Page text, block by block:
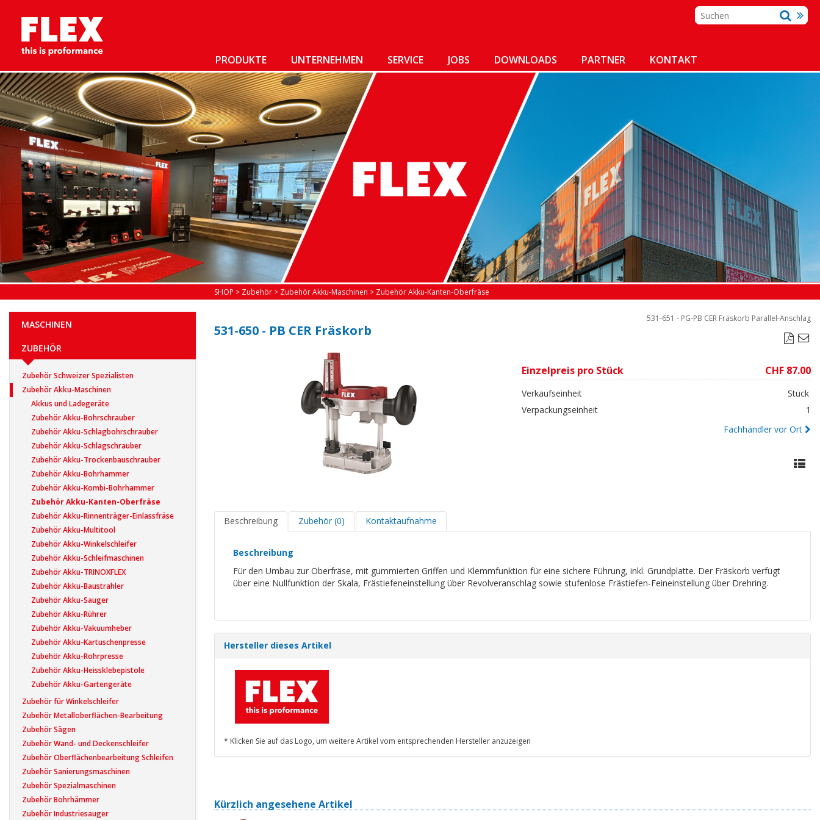
PRODUKTE UNTERNEHMEN SERVICE JOBS DOWNLOADS PARTNER KONTAKT
MASCHINEN
ZUBEHÖR
Zubehör Schweizer Spezialisten
Zubehör Akku-Maschinen
Akkus und Ladegeräte
Zubehör Akku-Bohrschrauber
Zubehör Akku-Schlagbohrschrauber
Zubehör Akku-Schlagschrauber
Zubehör Akku-Trockenbauschrauber
Zubehör Akku-Bohrhammer
Zubehör Akku-Kombi-Bohrhammer
Zubehör Akku-Kanten-Oberfräse
Zubehör Akku-Rinnenträger-Einlassfräse
Zubehör Akku-Multitool
Zubehör Akku-Winkelschleifer
Zubehör Akku-Schleifmaschinen
Zubehör Akku-TRINOXFLEX
Zubehör Akku-Baustrahler
Zubehör Akku-Sauger
Zubehör Akku-Rührer
Zubehör Akku-Vakuumheber
Zubehör Akku-Kartuschenpresse
Zubehör Akku-Rohrpresse
Zubehör Akku-Heissklebepistole
Zubehör Akku-Gartengeräte
Zubehör für Winkelschleifer
Zubehör Metalloberflächen-Bearbeitung
Zubehör Sägen
Zubehör Wand- und Deckenschleifer
Zubehör Oberflächenbearbeitung Schleifen
Zubehör Sanierungsmaschinen
Zubehör Spezialmaschinen
Zubehör Bohrhämmer
Zubehör Industriesauger
SHOP > Zubehör > Zubehör Akku-Maschinen > Zubehör Akku-Kanten-Oberfräse
531-651 - PG-PB CER Fräskorb Parallel-Anschlag
531-650 - PB CER Fräskorb 
Einzelpreis pro Stück CHF 87.00
Verkaufseinheit
Stück
Verpackungseinheit
1
Fachhändler vor Ort
Beschreibung Zubehör (0) Kontaktaufnahme
Beschreibung
Für den Umbau zur Oberfräse, mit gummierten Griffen und Klemmfunktion für eine sichere Führung, inkl. Grundplatte. Der Fräskorb verfügt
über eine Nullfunktion der Skala, Frästiefeneinstellung über Revolveranschlag sowie stufenlose Frästiefen-Feineinstellung über Drehring.
Hersteller dieses Artikel
* Klicken Sie auf das Logo, um weitere Artikel vom entsprechenden Hersteller anzuzeigen
Kürzlich angesehene Artikel